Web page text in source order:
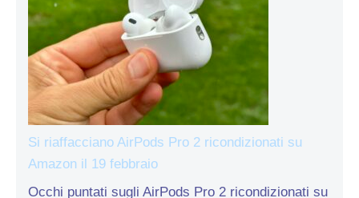
Si riaffacciano AirPods Pro 2 ricondizionati su
Amazon il 19 febbraio
Occhi puntati sugli AirPods Pro 2 ricondizionati su